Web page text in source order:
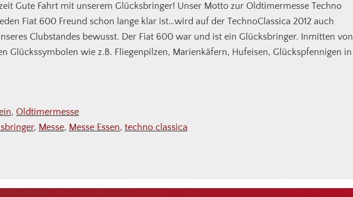
Gute Fahrt mit unserem Glücksbringer! Unser Motto zur Oldtimermesse Techno
Fiat 600 Freund schon lange klar ist…wird auf der TechnoClassica 2012 auch
Clubstandes bewusst. Der Fiat 600 war und ist ein Glücksbringer. Inmitten von
Glückssymbolen wie z.B. Fliegenpilzen, Marienkäfern, Hufeisen, Glückspfennigen in
, Oldtimermesse
, Messe, Messe Essen, techno classica